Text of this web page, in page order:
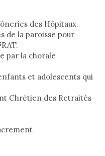
des Hôpitaux.
de la paroisse pour
par la chorale
et adolescents qui
Chrétien des Retraités